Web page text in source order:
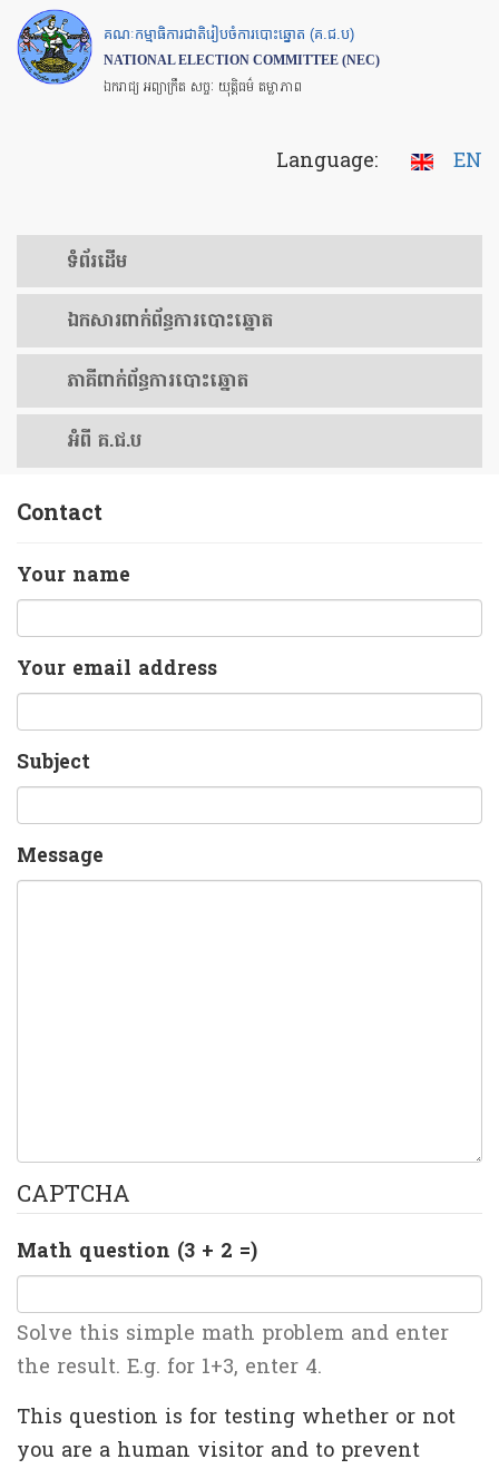
Skip
to
main
គណៈកម្មាធិការជាតិរៀបចំការបោះឆ្នោត (គ.ជ.ប)
NATIONAL ELECTION COMMITTEE (NEC)
ឯករាជ្យ អព្យាក្រឹត សច្ចៈ យុត្តិធម៌ តម្លាភាព
Language: EN
ទំព័រ​ដើម
ឯកសារ​ពាក់ព័ន្ធ​ការ​បោះឆ្នោត
​ភាគីពាក់ព័ន្ធ​​ការ​បោះឆ្នោត
អំពី គ.ជ.ប
Contact
Your name
Your email address
Subject
Message
CAPTCHA
Math question (3 + 2 =)
Solve this simple math problem and enter
the result. E.g. for 1+3, enter 4.
This question is for testing whether or not
you are a human visitor and to prevent